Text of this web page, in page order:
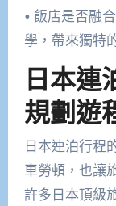
• 飯店是否融
學，帶來獨特
日本
規劃遊
日本連泊行程
車勞頓，也讓
許多日本頂級